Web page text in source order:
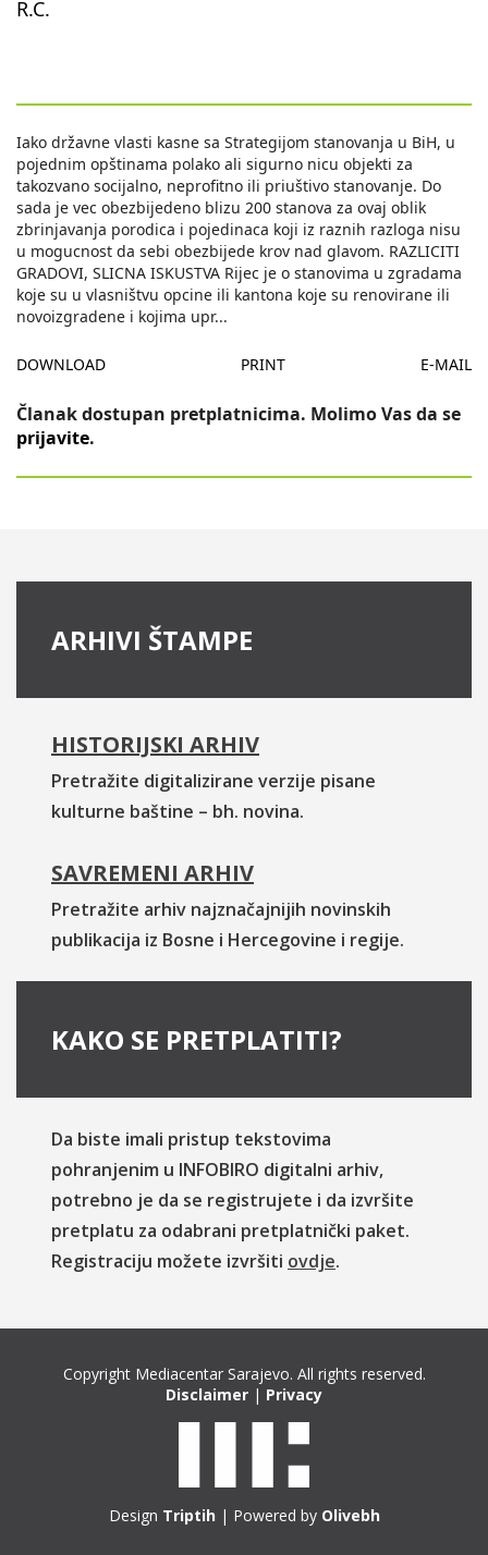
R.C.
Iako državne vlasti kasne sa Strategijom stanovanja u BiH, u
pojednim opštinama polako ali sigurno nicu objekti za
takozvano socijalno, neprofitno ili priuštivo stanovanje. Do
sada je vec obezbijedeno blizu 200 stanova za ovaj oblik
zbrinjavanja porodica i pojedinaca koji iz raznih razloga nisu
u mogucnost da sebi obezbijede krov nad glavom. RAZLICITI
GRADOVI, SLICNA ISKUSTVA Rijec je o stanovima u zgradama
koje su u vlasništvu opcine ili kantona koje su renovirane ili
novoizgradene i kojima upr...
DOWNLOAD PRINT E-MAIL
Članak dostupan pretplatnicima. Molimo Vas da se
prijavite.
ARHIVI ŠTAMPE
HISTORIJSKI ARHIV
Pretražite digitalizirane verzije pisane
kulturne baštine – bh. novina.
SAVREMENI ARHIV
Pretražite arhiv najznačajnijih novinskih
publikacija iz Bosne i Hercegovine i regije.
KAKO SE PRETPLATITI?
Da biste imali pristup tekstovima
pohranjenim u INFOBIRO digitalni arhiv,
potrebno je da se registrujete i da izvršite
pretplatu za odabrani pretplatnički paket.
Registraciju možete izvršiti ovdje.
Copyright Mediacentar Sarajevo. All rights reserved.
Disclaimer | Privacy
Design Triptih| Powered by Olivebh